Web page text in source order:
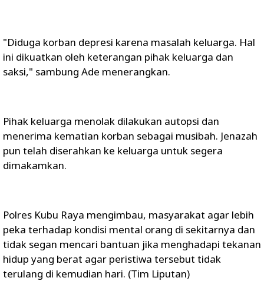
"Diduga korban depresi karena masalah keluarga. Hal
ini dikuatkan oleh keterangan pihak keluarga dan
saksi," sambung Ade menerangkan.
Pihak keluarga menolak dilakukan autopsi dan
menerima kematian korban sebagai musibah. Jenazah
pun telah diserahkan ke keluarga untuk segera
dimakamkan.
Polres Kubu Raya mengimbau, masyarakat agar lebih
peka terhadap kondisi mental orang di sekitarnya dan
tidak segan mencari bantuan jika menghadapi tekanan
hidup yang berat agar peristiwa tersebut tidak
terulang di kemudian hari. (Tim Liputan)